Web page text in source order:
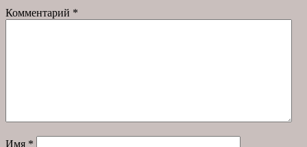
Комментарий *
Имя *